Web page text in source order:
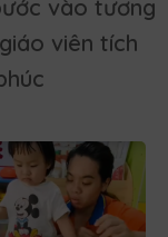
vào tương
viên tích